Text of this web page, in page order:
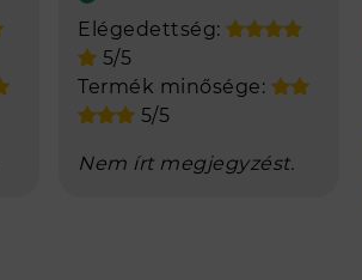
Elégedettség:
5/5
Termék minősége:
5/5
Nem írt megjegyzést.